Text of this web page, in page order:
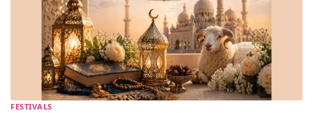
LIFESTYLE
FASHION & STYLE
FESTIVALS